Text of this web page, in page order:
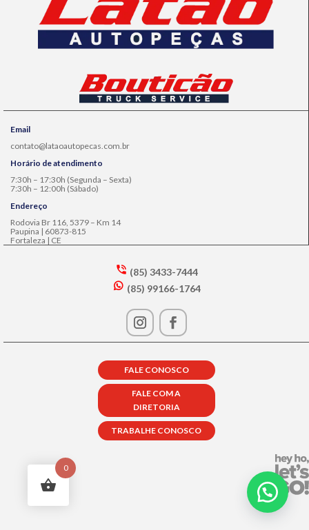
Email
contato@lataoautopecas.com.br
Horário de atendimento
7:30h – 17:30h (Segunda – Sexta)
7:30h – 12:00h (Sábado)
Endereço
Rodovia Br 116, 5379 – Km 14
Paupina | 60873-815
Fortaleza | CE
s
o
n
in
ic
o
n
(85) 3433-7444
p
ic
(85) 99166-1764
FALE CONOSCO
FALE COM A
DIRETORIA
TRABALHE CONOSCO
0